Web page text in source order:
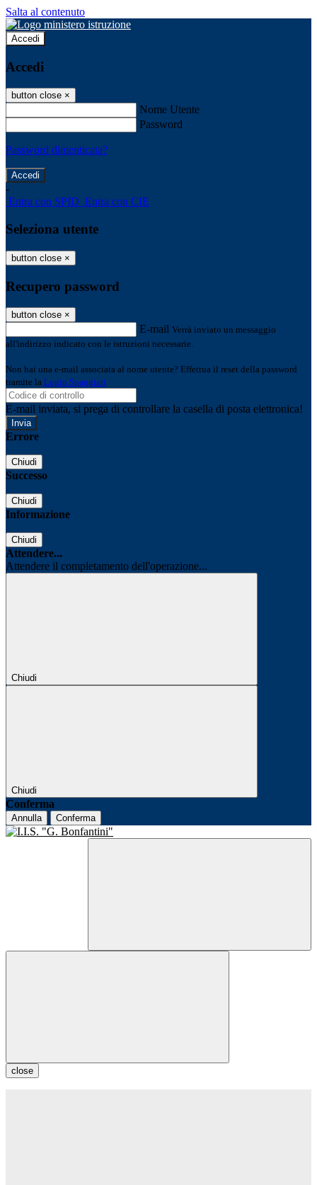
Salta al contenuto
Accedi
Accedi
button close ×
Nome Utente
Password
Password dimenticata?
-
Entra con SPID Entra con CIE
Seleziona utente
button close ×
Recupero password
button close ×
E-mail Verrà inviato un messaggio
all'indirizzo indicato con le istruzioni necessarie.
Non hai una e-mail associata al nome utente? Effettua il reset della password
tramite la Login Spaggiari
E-mail inviata, si prega di controllare la casella di posta elettronica!
Errore
Chiudi
Successo
Chiudi
Informazione
Chiudi
Attendere...
Attendere il completamento dell'operazione...
Chiudi
Chiudi
Conferma
Annulla Conferma
close